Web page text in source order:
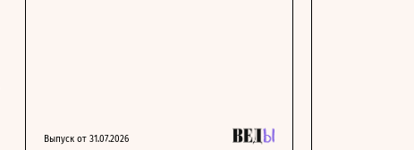
Выпуск от 31.07.2026